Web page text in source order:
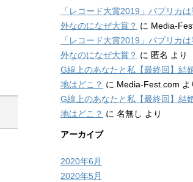
「レコード大賞2019」パプリカ
外なのになぜ大賞？ に Media-
「レコード大賞2019」パプリカ
外なのになぜ大賞？ に 匿名 より
G線上のあなたと私【最終回】結
地はどこ？ に Media-Fest.com よ
G線上のあなたと私【最終回】結
地はどこ？ に 名無し より
アーカイブ
2020年6月
2020年5月